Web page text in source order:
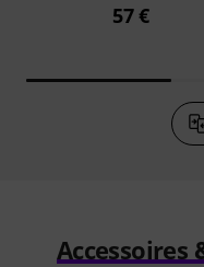
57 €
Accessoires